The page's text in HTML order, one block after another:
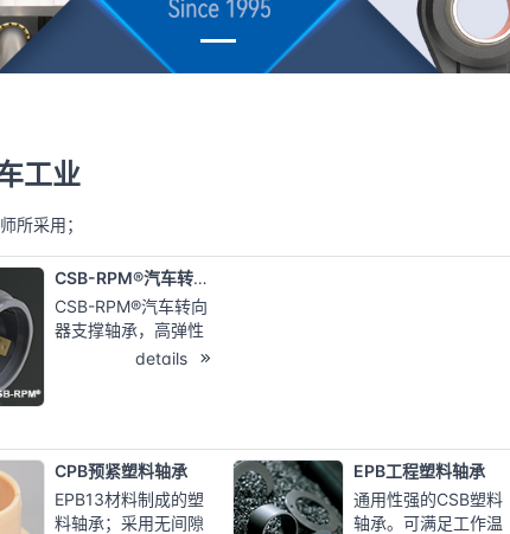
工业
所采用；
CSB-RPM®汽车转向器轴承
CSB-RPM®汽车转向
器支撑轴承，高弹性
材料ME650和高耐磨
耐磨寿命...
details
CPB预紧塑料轴承
EPB13材料制成的塑
料轴承；采用无间隙
EPB工程塑料轴承
通用性强的CSB塑料
轴承。可满足工作温